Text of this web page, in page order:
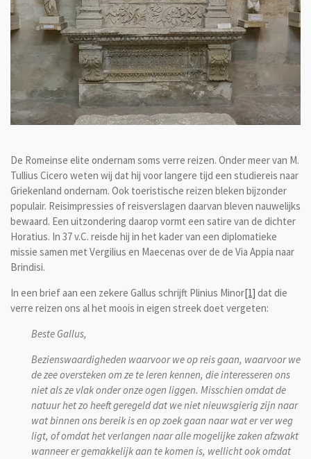
De Romeinse elite ondernam soms verre reizen. Onder meer van M.
Tullius Cicero weten wij dat hij voor langere tijd een studiereis naar
Griekenland ondernam. Ook toeristische reizen bleken bijzonder
populair. Reisimpressies of reisverslagen daarvan bleven nauwelijks
bewaard. Een uitzondering daarop vormt een satire van de dichter
Horatius. In 37 v.C. reisde hij in het kader van een diplomatieke
missie samen met Vergilius en Maecenas over de de Via Appia naar
Brindisi.
In een brief aan een zekere Gallus schrijft Plinius Minor[1] dat die
verre reizen ons al het moois in eigen streek doet vergeten:
Beste Gallus,
Bezienswaardigheden waarvoor we op reis gaan, waarvoor we
de zee oversteken om ze te leren kennen, die interesseren ons
niet als ze vlak onder onze ogen liggen. Misschien omdat de
natuur het zo heeft geregeld dat we niet nieuwsgierig zijn naar
wat binnen ons bereik is en op zoek gaan naar wat er ver weg
ligt, of omdat het verlangen naar alle mogelijke zaken afzwakt
wanneer er gemakkelijk aan te komen is, wellicht ook omdat